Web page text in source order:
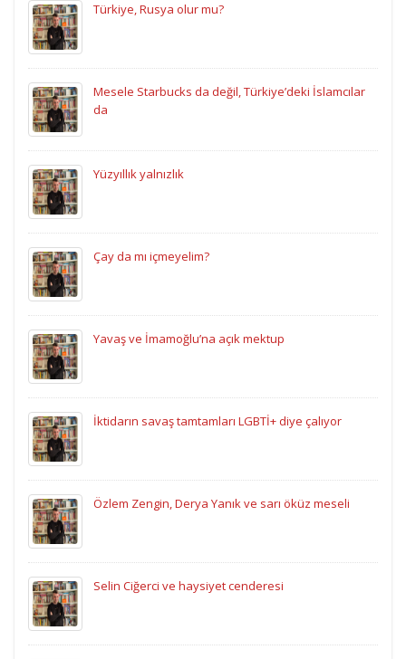
Türkiye, Rusya olur mu?
Mesele Starbucks da değil, Türkiye’deki İslamcılar
da
Yüzyıllık yalnızlık
Çay da mı içmeyelim?
Yavaş ve İmamoğlu’na açık mektup
İktidarın savaş tamtamları LGBTİ+ diye çalıyor
Özlem Zengin, Derya Yanık ve sarı öküz meseli
Selin Ciğerci ve haysiyet cenderesi